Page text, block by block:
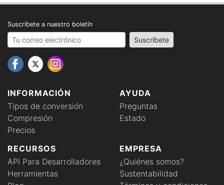
INFORMACIÓN
Tipos de conversión
Compresión
Precios
AYUDA
Preguntas
Estado
RECURSOS
API Para Desarrolladores
Herramientas
EMPRESA
¿Quiénes somos?
Sustentabilidad
Suscríbete a nuestro boletín
Your email address Suscríbete